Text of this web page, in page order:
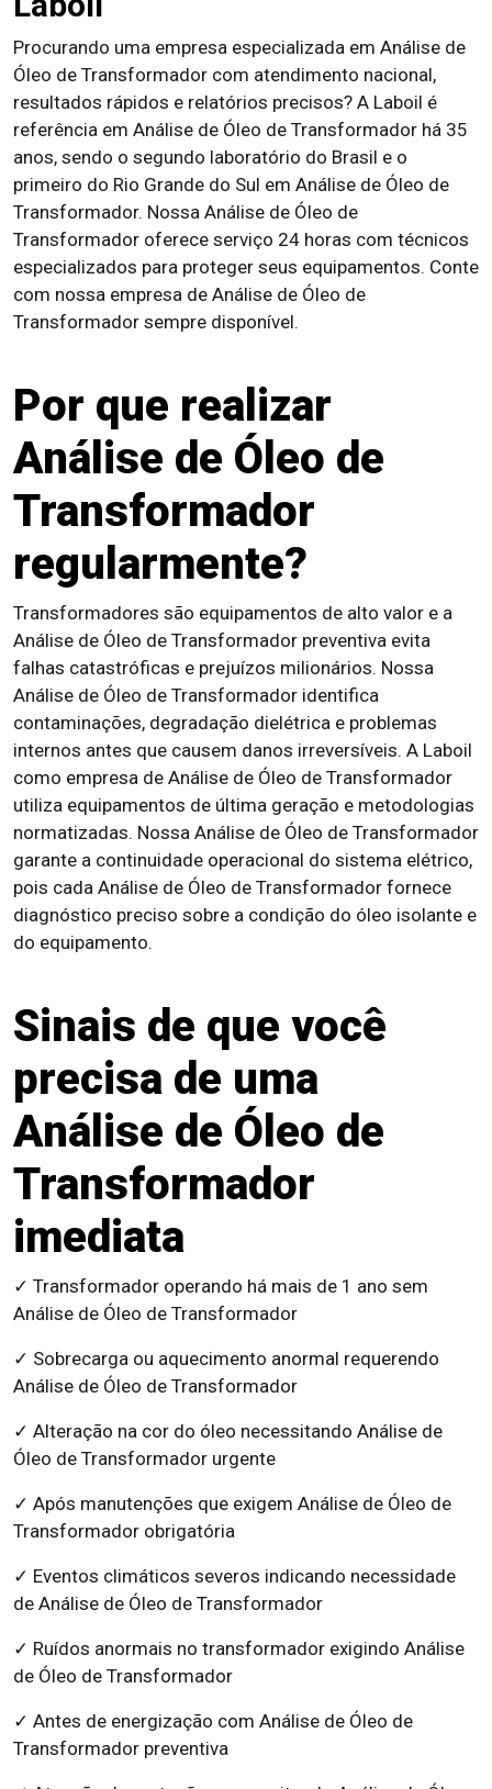
Procurando uma empresa especializada em Análise de
Óleo de Transformador com atendimento nacional,
resultados rápidos e relatórios precisos? A Laboil é
referência em Análise de Óleo de Transformador há 35
anos, sendo o segundo laboratório do Brasil e o
primeiro do Rio Grande do Sul em Análise de Óleo de
Transformador. Nossa Análise de Óleo de
Transformador oferece serviço 24 horas com técnicos
especializados para proteger seus equipamentos. Conte
com nossa empresa de Análise de Óleo de
Transformador sempre disponível.
Por que realizar
Análise de Óleo de
Transformador
regularmente?
Transformadores são equipamentos de alto valor e a
Análise de Óleo de Transformador preventiva evita
falhas catastróficas e prejuízos milionários. Nossa
Análise de Óleo de Transformador identifica
contaminações, degradação dielétrica e problemas
internos antes que causem danos irreversíveis. A Laboil
como empresa de Análise de Óleo de Transformador
utiliza equipamentos de última geração e metodologias
normatizadas. Nossa Análise de Óleo de Transformador
garante a continuidade operacional do sistema elétrico,
pois cada Análise de Óleo de Transformador fornece
diagnóstico preciso sobre a condição do óleo isolante e
do equipamento.
Sinais de que você
precisa de uma
Análise de Óleo de
Transformador
imediata
✓ Transformador operando há mais de 1 ano sem
Análise de Óleo de Transformador
✓ Sobrecarga ou aquecimento anormal requerendo
Análise de Óleo de Transformador
✓ Alteração na cor do óleo necessitando Análise de
Óleo de Transformador urgente
✓ Após manutenções que exigem Análise de Óleo de
Transformador obrigatória
✓ Eventos climáticos severos indicando necessidade
de Análise de Óleo de Transformador
✓ Ruídos anormais no transformador exigindo Análise
de Óleo de Transformador
✓ Antes de energização com Análise de Óleo de
Transformador preventiva